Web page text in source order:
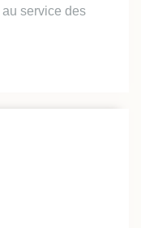
service des